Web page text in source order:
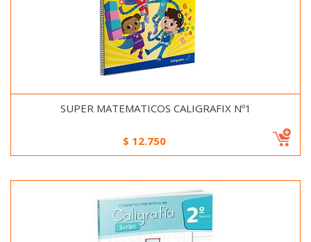
SUPER MATEMATICOS CALIGRAFIX Nº1
$ 12.750